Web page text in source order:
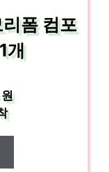
폼 컴포
개